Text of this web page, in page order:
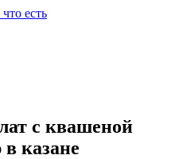
есть
с квашеной
казане